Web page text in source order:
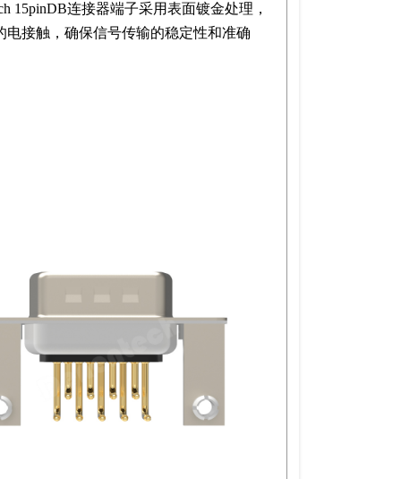
15pinDB连接器端子采用表面镀金处理，
电接触，确保信号传输的稳定性和准确